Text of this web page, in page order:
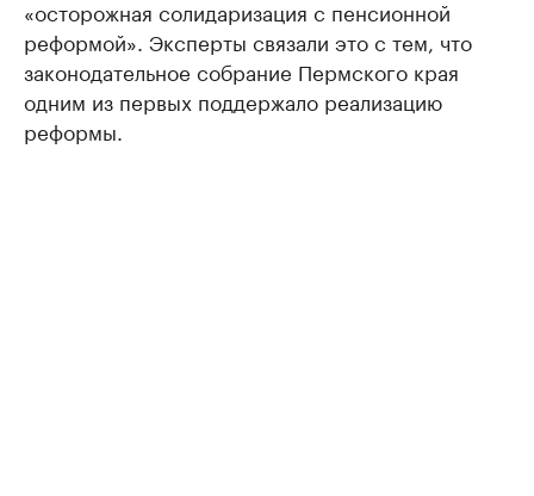
«осторожная солидаризация с пенсионной
реформой». Эксперты связали это с тем, что
законодательное собрание Пермского края
одним из первых поддержало реализацию
реформы.